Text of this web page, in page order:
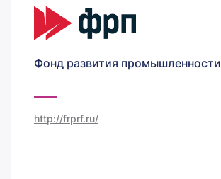
Фонд развития промышленности
http://frprf.ru/